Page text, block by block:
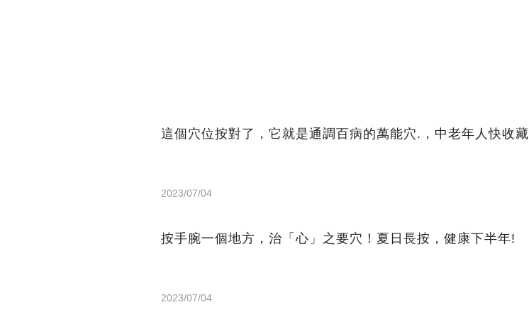
這個穴位按對了，它就是通調百病的萬能穴.，中老年人快收藏
2023/07/04
按手腕一個地方，治「心」之要穴！夏日長按，健康下半年!
2023/07/04